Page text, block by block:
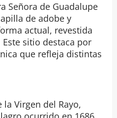
Señora de Guadalupe
de adobe y
actual, revestida
sitio destaca por
que refleja distintas
Virgen del Rayo,